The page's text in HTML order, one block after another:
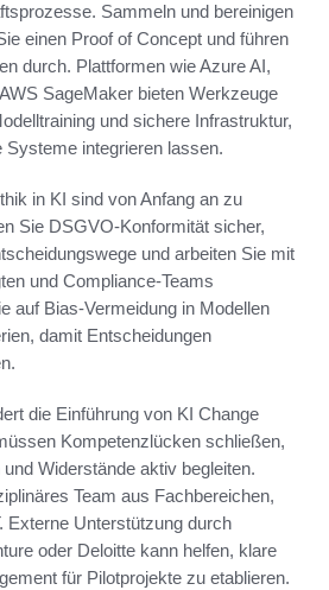
Sammeln und bereinigen
einen Proof of Concept und führen
durch. Plattformen wie Azure AI,
SageMaker bieten Werkzeuge
und sichere Infrastruktur,
Systeme integrieren lassen.
in KI sind von Anfang an zu
Sie DSGVO-Konformität sicher,
und arbeiten Sie mit
und Compliance-Teams
auf Bias-Vermeidung in Modellen
damit Entscheidungen
die Einführung von KI Change
Kompetenzlücken schließen,
Widerstände aktiv begleiten.
Team aus Fachbereichen,
Externe Unterstützung durch
oder Deloitte kann helfen, klare
für Pilotprojekte zu etablieren.